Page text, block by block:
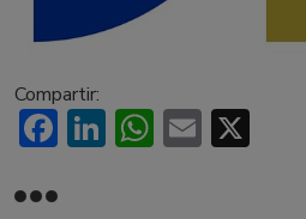
Compartir:
Facebook
LinkedIn
Email